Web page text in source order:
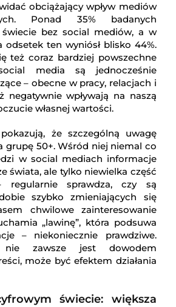
obciążający wpływ mediów
Ponad 35% badanych
świecie bez social mediów, a w
odsetek ten wyniósł blisko 44%.
też coraz bardziej powszechne
media są jednocześnie
– obecne w pracy, relacjach i
negatywnie wpływają na naszą
własnej wartości.
że szczególną uwagę
grupę 50+. Wśród niej niemal co
w social mediach informacje
świata, ale tylko niewielka część
sprawdza, czy są
szybko zmieniających się
chwilowe zainteresowanie
„lawinę”, która podsuwa
– niekoniecznie prawdziwe.
nie zawsze jest dowodem
może być efektem działania
świecie: większa